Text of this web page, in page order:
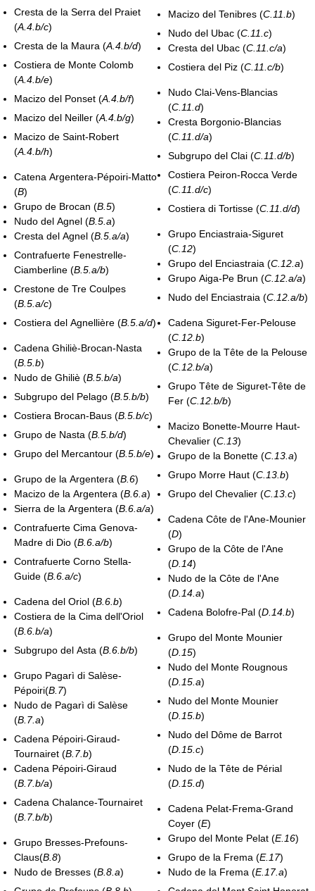
Cresta de la Serra del Praiet
(A.4.b/c)
Cresta de la Maura (A.4.b/d)
Costiera de Monte Colomb
(A.4.b/e)
Macizo del Ponset (A.4.b/f)
Macizo del Neiller (A.4.b/g)
Macizo de Saint-Robert
(A.4.b/h)
Catena Argentera-Pépoiri-Matto
(B)
Grupo de Brocan (B.5)
Nudo del Agnel (B.5.a)
Cresta del Agnel (B.5.a/a)
Contrafuerte Fenestrelle-
Ciamberline (B.5.a/b)
Crestone de Tre Coulpes
(B.5.a/c)
Costiera del Agnellière (B.5.a/d)
Cadena Ghiliè-Brocan-Nasta
(B.5.b)
Nudo de Ghiliè (B.5.b/a)
Subgrupo del Pelago (B.5.b/b)
Costiera Brocan-Baus (B.5.b/c)
Grupo de Nasta (B.5.b/d)
Grupo del Mercantour (B.5.b/e)
Grupo de la Argentera (B.6)
Macizo de la Argentera (B.6.a)
Sierra de la Argentera (B.6.a/a)
Contrafuerte Cima Genova-
Madre di Dio (B.6.a/b)
Contrafuerte Corno Stella-
Guide (B.6.a/c)
Cadena del Oriol (B.6.b)
Costiera de la Cima dell'Oriol
(B.6.b/a)
Subgrupo del Asta (B.6.b/b)
Grupo Pagarì di Salèse-
Pépoiri(B.7)
Nudo de Pagarì di Salèse
(B.7.a)
Cadena Pépoiri-Giraud-
Tournairet (B.7.b)
Cadena Pépoiri-Giraud
(B.7.b/a)
Cadena Chalance-Tournairet
(B.7.b/b)
Grupo Bresses-Prefouns-
Claus(B.8)
Nudo de Bresses (B.8.a)
Macizo del Tenibres (C.11.b)
Nudo del Ubac (C.11.c)
Cresta del Ubac (C.11.c/a)
Costiera del Piz (C.11.c/b)
Nudo Clai-Vens-Blancias
(C.11.d)
Cresta Borgonio-Blancias
(C.11.d/a)
Subgrupo del Clai (C.11.d/b)
Costiera Peiron-Rocca Verde
(C.11.d/c)
Costiera di Tortisse (C.11.d/d)
Grupo Enciastraia-Siguret
(C.12)
Grupo del Enciastraia (C.12.a)
Grupo Aiga-Pe Brun (C.12.a/a)
Nudo del Enciastraia (C.12.a/b)
Cadena Siguret-Fer-Pelouse
(C.12.b)
Grupo de la Tête de la Pelouse
(C.12.b/a)
Grupo Tête de Siguret-Tête de
Fer (C.12.b/b)
Macizo Bonette-Mourre Haut-
Chevalier (C.13)
Grupo de la Bonette (C.13.a)
Grupo Morre Haut (C.13.b)
Grupo del Chevalier (C.13.c)
Cadena Côte de l'Ane-Mounier
(D)
Grupo de la Côte de l'Ane
(D.14)
Nudo de la Côte de l'Ane
(D.14.a)
Cadena Bolofre-Pal (D.14.b)
Grupo del Monte Mounier
(D.15)
Nudo del Monte Rougnous
(D.15.a)
Nudo del Monte Mounier
(D.15.b)
Nudo del Dôme de Barrot
(D.15.c)
Nudo de la Tête de Périal
(D.15.d)
Cadena Pelat-Frema-Grand
Coyer (E)
Grupo del Monte Pelat (E.16)
Grupo de la Frema (E.17)
Nudo de la Frema (E.17.a)